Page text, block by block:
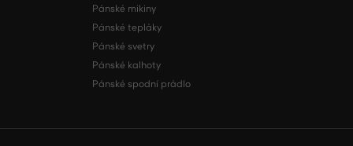
Pánské mikiny
Pánské tepláky
Pánské svetry
Pánské kalhoty
Pánské spodní prádlo